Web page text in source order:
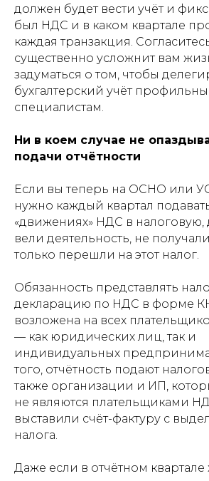
должен будет вести учёт и
был НДС и в каком квартале
каждая транзакция.
существенно усложнит вам
задуматься о том, чтобы
бухгалтерский учёт
специалистам.
Ни в коем случае не
подачи отчётности
Если вы теперь на ОСНО или
нужно каждый квартал
«движениях» НДС в налоговую,
вели деятельность, не
только перешли на этот налог.
Обязанность представлять
декларацию по НДС в форме
возложена на всех
— как юридических лиц, так и
индивидуальных
того, отчётность подают
также организации и ИП,
не являются плательщиками
выставили счёт-фактуру с
налога.
Даже если в отчётном квартале